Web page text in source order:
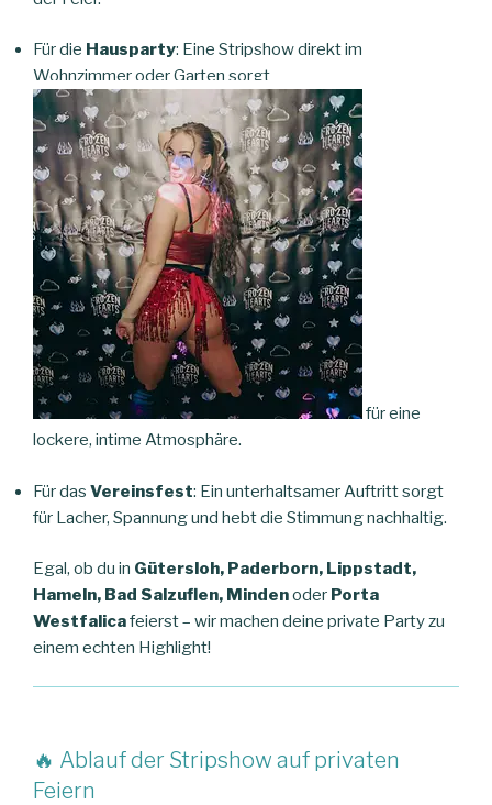
Für die Hausparty: Eine Stripshow direkt im
Wohnzimmer oder Garten sorgt
für eine
lockere, intime Atmosphäre.
Für das Vereinsfest: Ein unterhaltsamer Auftritt sorgt
für Lacher, Spannung und hebt die Stimmung nachhaltig.
Egal, ob du in Gütersloh, Paderborn, Lippstadt,
Hameln, Bad Salzuflen, Mindenoder Porta
Westfalicafeierst – wir machen deine private Party zu
einem echten Highlight!
🔥 Ablauf der Stripshow auf privaten
Feiern